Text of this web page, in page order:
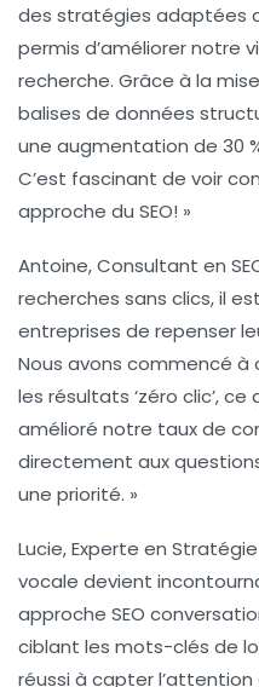
des stratégies adaptées
permis d’améliorer notre
recherche. Grâce à la
balises de données
une augmentation de 30
C’est fascinant de voir
approche du SEO! »
Antoine, Consultant en
recherches sans clics, il
entreprises de repenser
Nous avons commencé
les résultats ‘zéro clic’,
amélioré notre taux de
directement aux
une priorité. »
Lucie, Experte en
vocale devient
approche SEO
ciblant les mots-clés de
réussi à capter l’attention